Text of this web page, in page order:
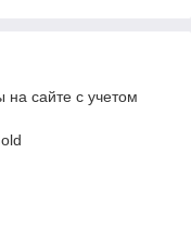
на сайте с учетом